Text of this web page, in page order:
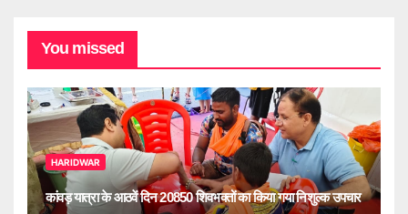
You missed
HARIDWAR
कांवड़ यात्रा के आठवें दिन 20850 शिवभक्तों का किया गया निशुल्क उपचार